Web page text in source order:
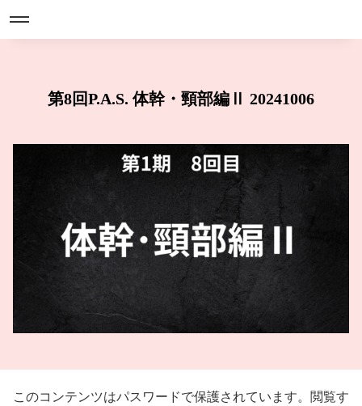
第8回P.A.S. 体幹・頸部編Ⅱ 20241006
このコンテンツはパスワードで保護されています。閲覧す